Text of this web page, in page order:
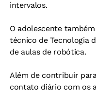
intervalos.
O adolescente
técnico de Tecnologia
de aulas de robótica.
Além de contribuir
contato diário com os